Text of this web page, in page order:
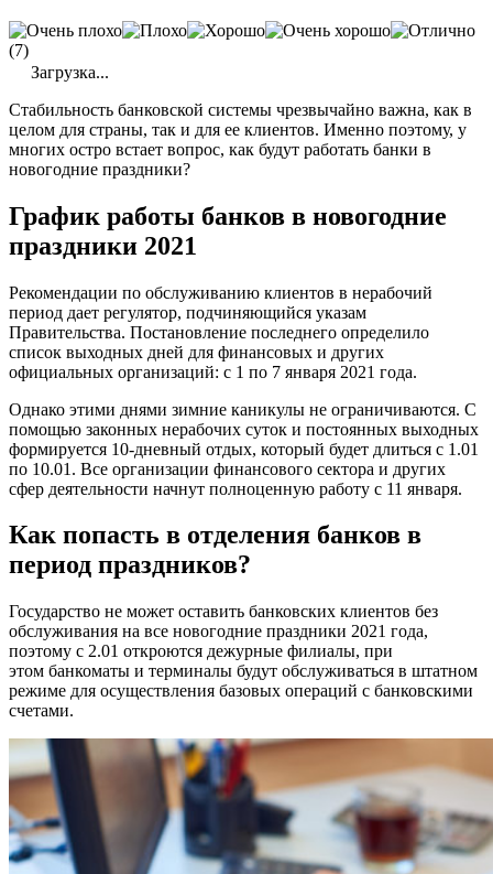
(7)
Загрузка...
Стабильность банковской системы чрезвычайно важна, как в
целом для страны, так и для ее клиентов. Именно поэтому, у
многих остро встает вопрос, как будут работать банки в
новогодние праздники?
График работы банков в новогодние
праздники 2021
Рекомендации по обслуживанию клиентов в нерабочий
период дает регулятор, подчиняющийся указам
Правительства. Постановление последнего определило
список выходных дней для финансовых и других
официальных организаций: с 1 по 7 января 2021 года.
Однако этими днями зимние каникулы не ограничиваются. С
помощью законных нерабочих суток и постоянных выходных
формируется 10-дневный отдых, который будет длиться с 1.01
по 10.01. Все организации финансового сектора и других
сфер деятельности начнут полноценную работу с 11 января.
Как попасть в отделения банков в
период праздников?
Государство не может оставить банковских клиентов без
обслуживания на все новогодние праздники 2021 года,
поэтому с 2.01 откроются дежурные филиалы, при
этом банкоматы и терминалы будут обслуживаться в штатном
режиме для осуществления базовых операций с банковскими
счетами.